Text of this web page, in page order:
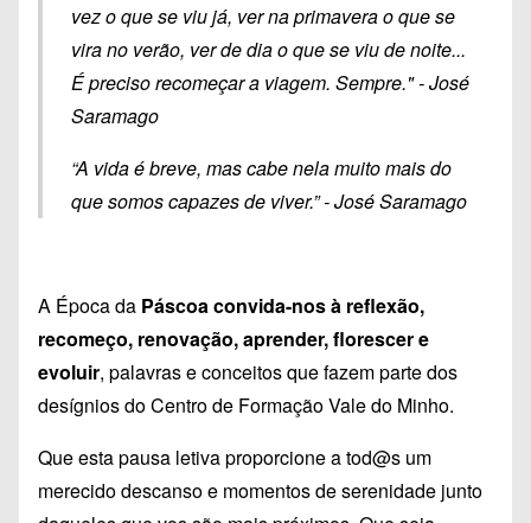
vez o que se viu já, ver na primavera o que se
vira no verão, ver de dia o que se viu de noite...
É preciso recomeçar a viagem. Sempre." - José
Saramago
“A vida é breve, mas cabe nela muito mais do
que somos capazes de viver.” -José Saramago
A Época da Páscoa convida-nos à reflexão,
recomeço, renovação, aprender, florescer e
evoluir, palavras e conceitos que fazem parte dos
desígnios do Centro de Formação Vale do Minho.
Que esta pausa letiva proporcione a tod@s um
merecido descanso e momentos de serenidade junto